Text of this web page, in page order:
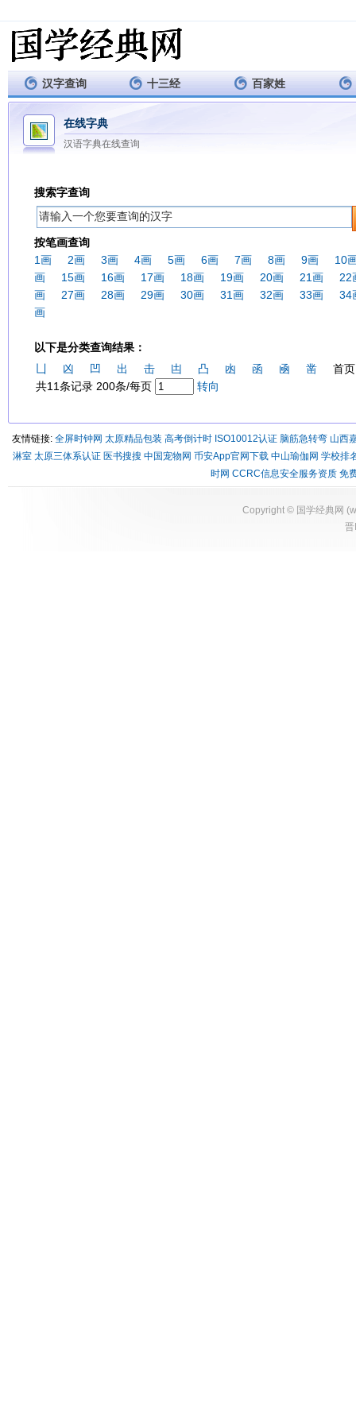
汉字查询 十三经 百家姓
在线字典
汉语字典在线查询
搜索字查询
按笔画查询
1画
2画 3画 4画 5画 6画 7画 8画 9画
10
画
15画 16画 17画 18画 19画 20画 21画
22
画
27画 28画 29画 30画 31画 32画 33画
34
画
以下是分类查询结果：
凶 凹 出 击 凷 凸 凼 函 凾 凿
首
共11条记录 200条/每页
转向
友情链接: 全屏时钟网 太原精品包装 高考倒计时 ISO10012认证 脑筋急转弯 山西
淋室 太原三体系认证 医书搜搜 中国宠物网 币安App官网下载 中山瑜伽网 学校排
时网 CCRC信息安全服务资质 免
Copyright © 国学经典网 (